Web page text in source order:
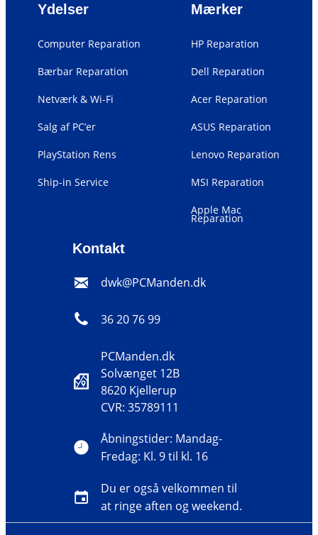
Ydelser
Computer Reparation
Bærbar Reparation
Netværk & Wi-Fi
Salg af PC’er
PlayStation Rens
Ship-in Service
Mærker
HP Reparation
Dell Reparation
Acer Reparation
ASUS Reparation
Lenovo Reparation
MSI Reparation
Apple Mac
Reparation
Kontakt
dwk@PCManden.dk
36 20 76 99
PCManden.dk
Solvænget 12B
8620 Kjellerup
CVR: 35789111
Åbningstider: Mandag-
Fredag: Kl. 9 til kl. 16
Du er også velkommen til
at ringe aften og weekend.